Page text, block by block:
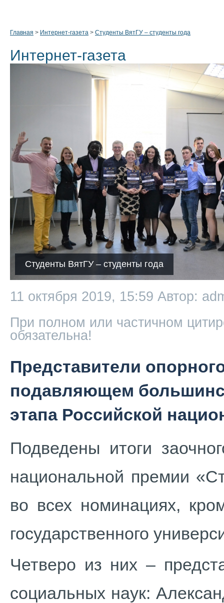
Главная > Интернет-газета > Студенты ВятГУ – студенты года
Интернет-газета
Студенты ВятГУ – студенты года
11 октября 2019, 15:59 Автор:
При полном или частичном
обязательна!
Представители
подавляющем
этапа Российской
Подведены итоги
национальной премии
во всех номинациях,
государственного
Четверо из них –
социальных наук: